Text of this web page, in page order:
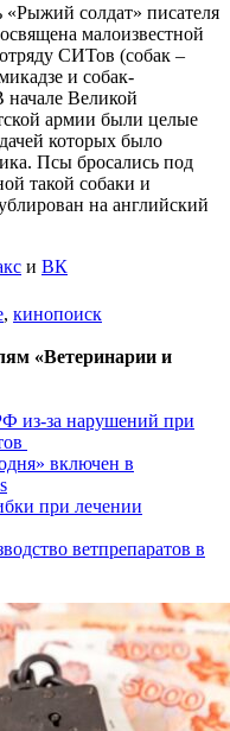
«Рыжий солдат» писателя
малоизвестной
СИТов (собак –
и собак-
начале Великой
армии были целые
которых было
Псы бросались под
такой собаки и
на английский
и ВК
, кинопоиск
«Ветеринарии и
из-за нарушений при
включен в
при лечении
ветпрепаратов в